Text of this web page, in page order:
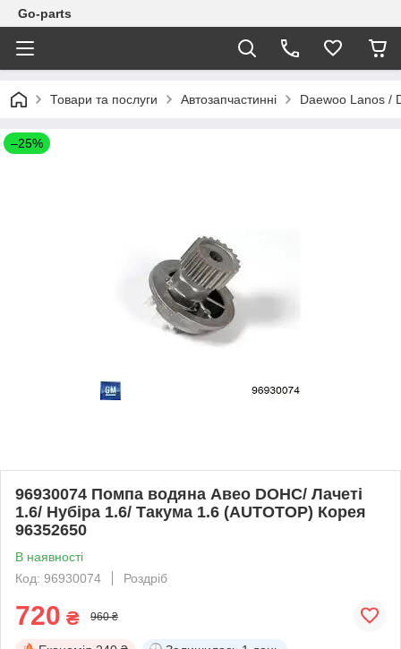
Go-parts
Товари та послуги Автозапчастинні Daewoo Lanos /
–25%
96930074 Помпа водяна Авео DOHC/ Лачеті
1.6/ Нубіра 1.6/ Такума 1.6 (AUTOTOP) Корея
96352650
В наявності
Код: 96930074
Роздріб
720 ₴ 960 ₴